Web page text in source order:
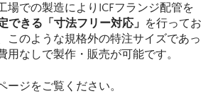
場での製造によりICFフランジ配管を
できる「寸法フリー対応」 を行ってお
このような規格外の特注サイズであっ
用なしで製作・販売が可能です。
ージをご覧ください。